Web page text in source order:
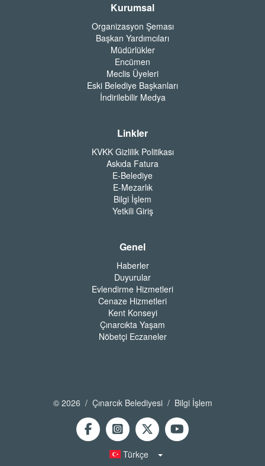
Kurumsal
Organizasyon Şeması
Başkan Yardımcıları
Müdürlükler
Encümen
Meclis Üyeleri
Eski Belediye Başkanları
İndirilebilir Medya
Linkler
KVKK Gizlilik Politikası
Askıda Fatura
E-Belediye
E-Mezarlık
Bilgi İşlem
Yetkili Giriş
Genel
Haberler
Duyurular
Evlendirme Hizmetleri
Cenaze Hizmetleri
Kent Konseyi
Çınarcıkta Yaşam
Nöbetçi Eczaneler
© 2026 / Çınarcık Belediyesi / Bilgi İşlem
Türkçe